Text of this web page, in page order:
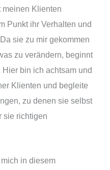
meinen Klienten
Punkt ihr Verhalten und
sie zu mir gekommen
zu verändern, beginnt
bin ich achtsam und
Klienten und begleite
zu denen sie selbst
sie richtigen
in diesem